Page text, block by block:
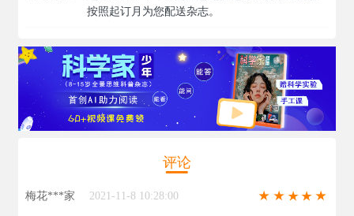
按照起订月为您配送杂志。
评论
梅花***家 2021-11-8 10:28:00